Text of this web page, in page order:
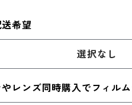
希望
選択なし
レンズ同時購入でフィル